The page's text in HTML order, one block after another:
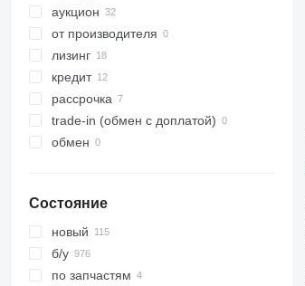
аукцион
от производителя
лизинг
кредит
рассрочка
trade-in (обмен с доплатой)
обмен
Состояние
новый
б/у
по запчастям